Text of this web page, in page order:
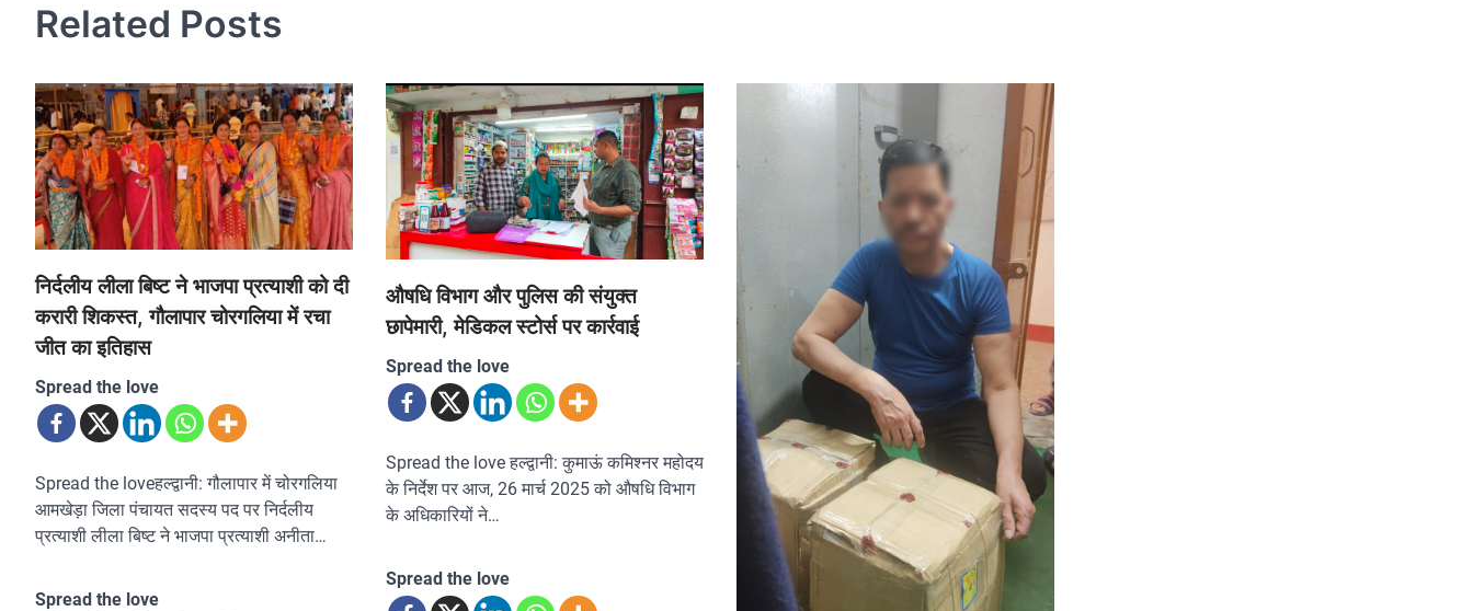
Related Posts
निर्दलीय लीला बिष्ट ने भाजपा प्रत्याशी को दी
करारी शिकस्त, गौलापार चोरगलिया में रचा
जीत का इतिहास
Spread the love
Spread the loveहल्द्वानी: गौलापार में चोरगलिया
आमखेड़ा जिला पंचायत सदस्य पद पर निर्दलीय
प्रत्याशी लीला बिष्ट ने भाजपा प्रत्याशी अनीता…
Spread the love
औषधि विभाग और पुलिस की संयुक्त
छापेमारी, मेडिकल स्टोर्स पर कार्रवाई
Spread the love
Spread the love हल्द्वानी: कुमाऊं कमिश्नर महोदय
के निर्देश पर आज, 26 मार्च 2025 को औषधि विभाग
के अधिकारियों ने…
Spread the love